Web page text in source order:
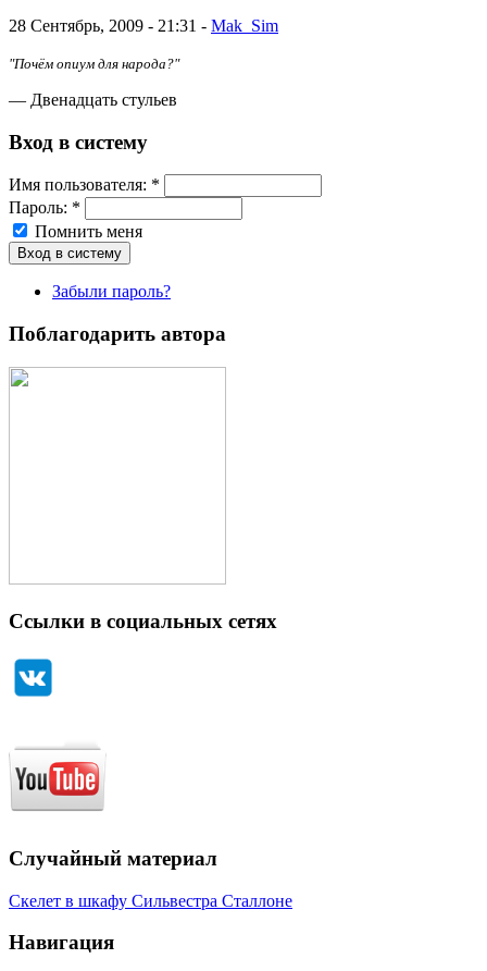
28 Сентябрь, 2009 - 21:31 - Mak_Sim
"Почём опиум для народа?"
— Двенадцать стульев
Вход в систему
Имя пoльзовaтeля: *
Пароль: *
Помнить меня
Забыли пароль?
Поблагодарить автора
Ссылки в социальных сетях
Случайный материал
Скелет в шкафу Сильвестра Сталлоне
Навигация